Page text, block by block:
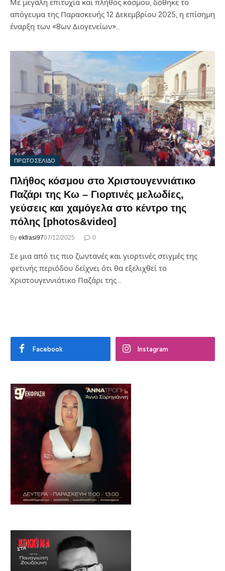
Με μεγάλη επιτυχία και πλήθος κόσμου, δόθηκε το
απόγευμα της Παρασκευής 12 Δεκεμβρίου 2025, η επίσημη
έναρξη των «8ων Διογενείων»…
ΠΡΩΤΟΣΕΛΙΔΟ
Πλήθος κόσμου στο Χριστουγεννιάτικο
Παζάρι της Κω – Γιορτινές μελωδίες,
γεύσεις και χαμόγελα στο κέντρο της
πόλης [photos&video]
By ekfrasi9707/12/2025 0
Σε μια από τις πιο ζωντανές και γιορτινές στιγμές της
φετινής περιόδου δείχνει ότι θα εξελιχθεί το
Χριστουγεννιάτικο Παζάρι της…
Facebook Instagram